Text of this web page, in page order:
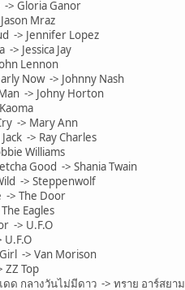
-> Gloria Ganor
Mraz
-> Jennifer Lopez
-> Jessica Jay
Lennon
Now -> Johnny Nash
-> Johny Horton
-> Mary Ann
-> Ray Charles
Williams
Good -> Shania Twain
-> Steppenwolf
-> The Door
Eagles
-> U.F.O
-> Van Morison
ZZ Top
ด กลางวันไม่มีดาว -> ทราย อาร์สยาม